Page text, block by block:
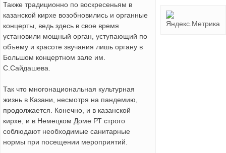
Также традиционно по воскресеньям в
казанской кирхе возобновились и органные
концерты, ведь здесь в свое время
установили мощный орган, уступающий по
объему и красоте звучания лишь органу в
Большом концертном зале им.
С.Сайдашева.
Так что многонациональная культурная
жизнь в Казани, несмотря на пандемию,
продолжается. Конечно, и в казанской
кирхе, и в Немецком Доме РТ строго
соблюдают необходимые санитарные
нормы при посещении мероприятий.